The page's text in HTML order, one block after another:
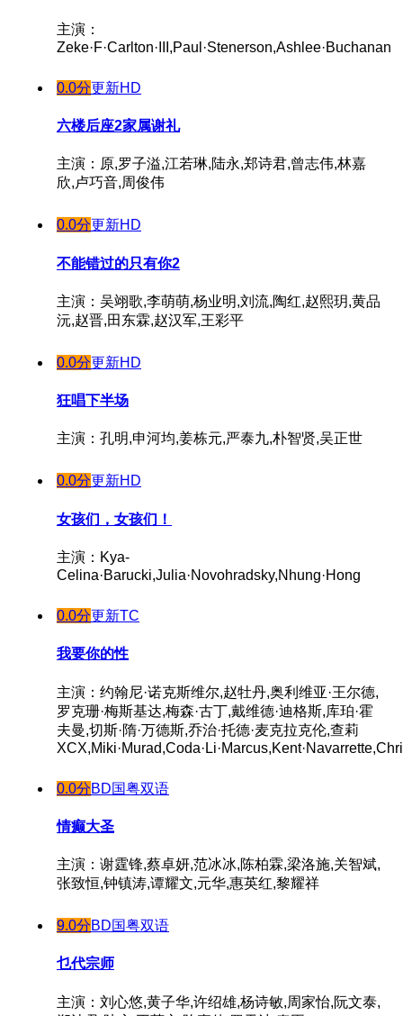
主演：
Zeke·F·Carlton·III,Paul·Stenerson,Ashlee·Buchanan
0.0分更新HD
六楼后座2家属谢礼
主演：原,罗子溢,江若琳,陆永,郑诗君,曾志伟,林嘉
欣,卢巧音,周俊伟
0.0分更新HD
不能错过的只有你2
主演：吴翊歌,李萌萌,杨业明,刘流,陶红,赵熙玥,黄品
沅,赵晋,田东霖,赵汉军,王彩平
0.0分更新HD
狂唱下半场
主演：孔明,申河均,姜栋元,严泰九,朴智贤,吴正世
0.0分更新HD
女孩们，女孩们！
主演：Kya-
Celina·Barucki,Julia·Novohradsky,Nhung·Hong
0.0分更新TC
我要你的性
主演：约翰尼·诺克斯维尔,赵牡丹,奥利维亚·王尔德,
罗克珊·梅斯基达,梅森·古丁,戴维德·迪格斯,库珀·霍
夫曼,切斯·隋·万德斯,乔治·托德·麦克拉克伦,查莉
0.0分BD国粤双语
情癫大圣
主演：谢霆锋,蔡卓妍,范冰冰,陈柏霖,梁洛施,关智斌,
张致恒,钟镇涛,谭耀文,元华,惠英红,黎耀祥
9.0分BD国粤双语
乜代宗师
主演：刘心悠,黄子华,许绍雄,杨诗敏,周家怡,阮文泰,